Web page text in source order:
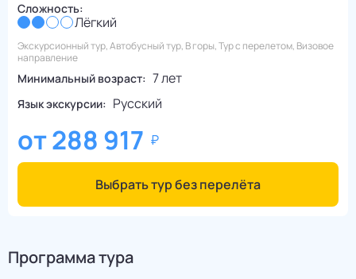
Сложность:
Лёгкий
Экскурсионный тур, Автобусный тур, В горы, Тур с перелетом, Визовое
направление
Минимальный возраст: 7 лет
Язык экскурсии: Русский
от288 917
Выбрать тур без перелёта
Программа тура